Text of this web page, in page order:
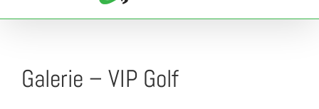
Galerie – VIP Golf